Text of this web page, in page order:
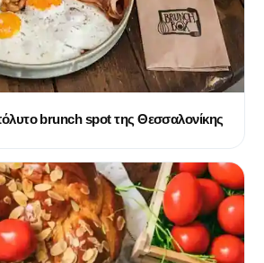
brunch spot της Θεσσαλονίκης